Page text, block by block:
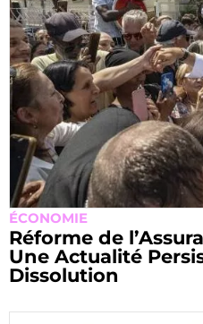
ÉCONOMIE
Réforme de
Une Actualité
Dissolution